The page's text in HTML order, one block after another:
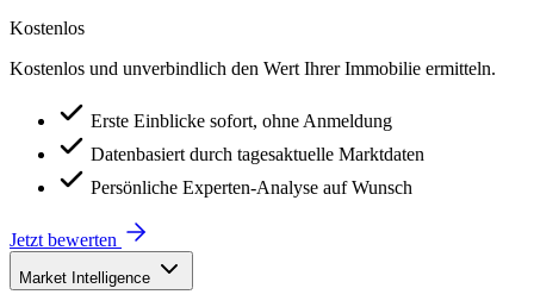
Kostenlos
Kostenlos und unverbindlich den Wert Ihrer Immobilie ermitteln.
Erste Einblicke sofort, ohne Anmeldung
Datenbasiert durch tagesaktuelle Marktdaten
Persönliche Experten-Analyse auf Wunsch
Jetzt bewerten
Market Intelligence